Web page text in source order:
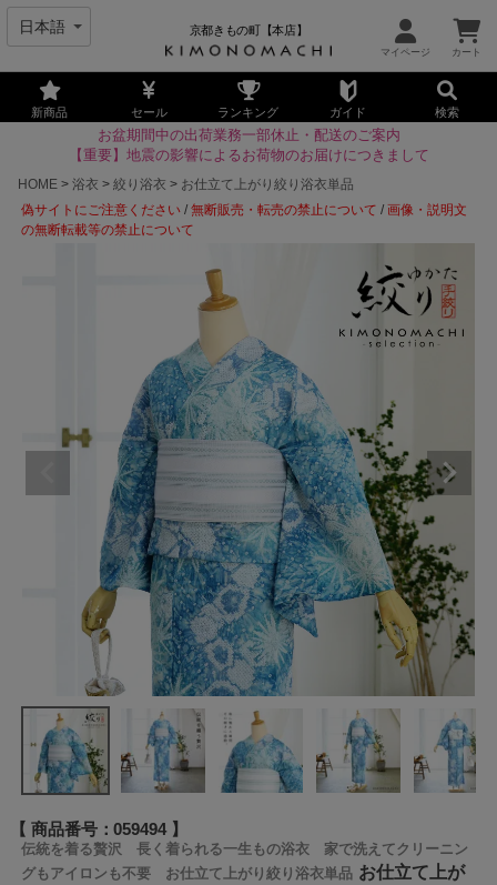
京都きもの町【本店】
新商品 セール ランキング ガイド 検索
お盆期間中の出荷業務一部休止・配送のご案内
【重要】地震の影響によるお荷物のお届けにつきまして
HOME
浴衣 絞り浴衣
お仕立て上がり絞り浴衣単品
偽サイトにご注意ください /無断販売・転売の禁止について /画像・説明文
の無断転載等の禁止について
商品番号 059494
伝統を着る贅沢 長く着られる一生もの浴衣 家で洗えてクリーニン
グもアイロンも不要 お仕立て上がり絞り浴衣単品 お仕立て上が